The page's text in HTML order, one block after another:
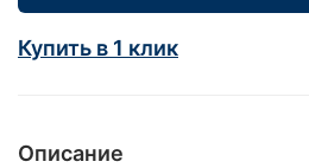
Купить в 1 клик
Описание